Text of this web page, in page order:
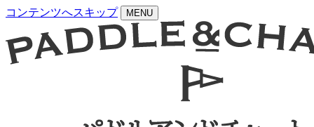
コンテンツへスキップ MENU